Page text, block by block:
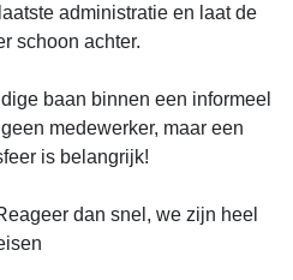
administratie en laat de
schoon achter.
baan binnen een informeel
medewerker, maar een
is belangrijk!
dan snel, we zijn heel